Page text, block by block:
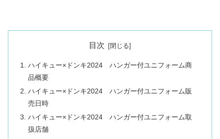
目次
ハイキュー×ドンキ2024 ハンガー付ユニフォーム商
品概要
ハイキュー×ドンキ2024 ハンガー付ユニフォーム販
売日時
ハイキュー×ドンキ2024 ハンガー付ユニフォーム取
扱店舗